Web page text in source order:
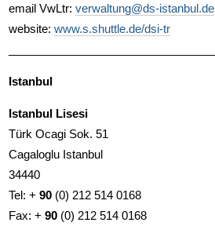
email VwLtr: verwaltung@ds-istanbul.de
website: www.s.shuttle.de/dsi-tr
Istanbul
Istanbul Lisesi
Türk Ocagi Sok. 51
Cagaloglu Istanbul
34440
Tel: + 90(0) 212 514 0168
Fax: + 90(0) 212 514 0168